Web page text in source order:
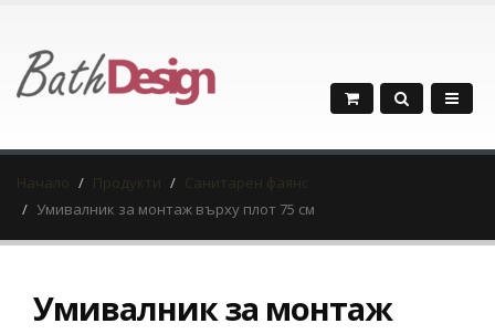
Начало Продукти
Санитарен фаянс
Умивалник за монтаж върху плот 75 см
Умивалник за монтаж